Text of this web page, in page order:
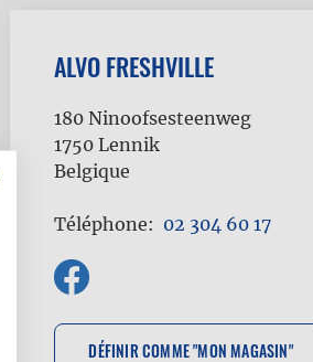
ALVO FRESHVILLE
180 Ninoofsesteenweg
1750 Lennik
Belgique
Téléphone 02 304 60 17